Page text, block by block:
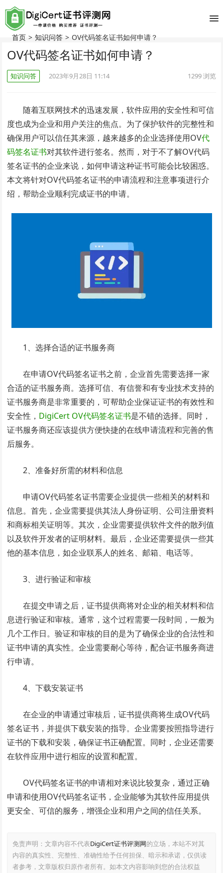
首页 > 知识问答 > OV代码签名证书如何申请？
OV代码签名证书如何申请？
知识问答 2023年9月28日 11:14 1299浏览
随着互联网技术的迅速发展，软件应用的安全性和可信
度也成为企业和用户关注的焦点。为了保护软件的完整性和
确保用户可以信任其来源，越来越多的企业选择使用OV代
码签名证书对其软件进行签名。然而，对于不了解OV代码
签名证书的企业来说，如何申请这种证书可能会比较困惑。
本文将针对OV代码签名证书的申请流程和注意事项进行介
绍，帮助企业顺利完成证书的申请。
1、选择合适的证书服务商
在申请OV代码签名证书之前，企业首先需要选择一家
合适的证书服务商。选择可信、有信誉和有专业技术支持的
证书服务商是非常重要的，可帮助企业保证证书的有效性和
安全性， DigiCert OV代码签名证书是不错的选择。同时，
证书服务商还应该提供方便快捷的在线申请流程和完善的售
后服务。
2、准备好所需的材料和信息
申请OV代码签名证书需要企业提供一些相关的材料和
信息。首先，企业需要提供其法人身份证明、公司注册资料
和商标相关证明等。其次，企业需要提供软件文件的散列值
以及软件开发者的证明材料。最后，企业还需要提供一些其
他的基本信息，如企业联系人的姓名、邮箱、电话等。
3、进行验证和审核
在提交申请之后，证书提供商将对企业的相关材料和信
息进行验证和审核。通常，这个过程需要一段时间，一般为
几个工作日。验证和审核的目的是为了确保企业的合法性和
证书申请的真实性。企业需要耐心等待，配合证书服务商进
行申请。
4、下载安装证书
在企业的申请通过审核后，证书提供商将生成OV代码
签名证书，并提供下载安装的指导。企业需要按照指导进行
证书的下载和安装，确保证书正确配置。同时，企业还需要
在软件应用中进行相应的设置和配置。
OV代码签名证书的申请相对来说比较复杂，通过正确
申请和使用OV代码签名证书，企业能够为其软件应用提供
更安全、可信的服务，增强企业和用户之间的信任关系。
免责声明：文章内容不代表DigiCert证书评测网的立场，本站不对其
内容的真实性、完整性、准确性给予任何担保、暗示和承诺，仅供读
者参考，文章版权归原作者所有。如本文内容影响到您的合法权益